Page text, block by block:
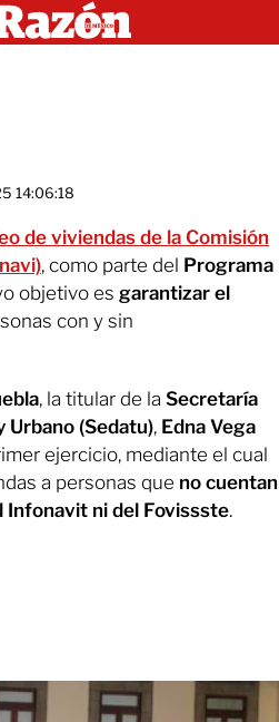
14:06:18
de viviendas de la Comisión
, como parte del Programa
objetivo es garantizar el
con y sin
, la titular de la Secretaría
Urbano (Sedatu), Edna Vega
ejercicio, mediante el cual
a personas que no cuentan
Infonavit ni del Fovissste.